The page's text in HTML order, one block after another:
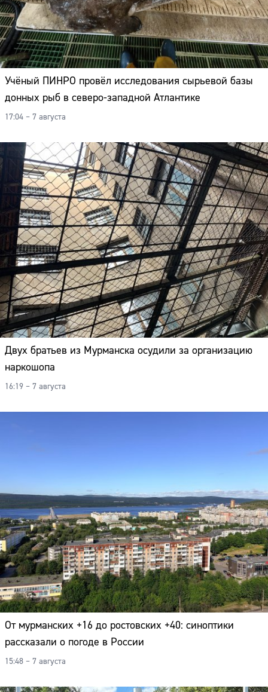
Учёный ПИНРО провёл исследования сырьевой базы
донных рыб в северо-западной Атлантике
17:04 – 7 августа
Двух братьев из Мурманска осудили за организацию
наркошопа
16:19 – 7 августа
От мурманских +16 до ростовских +40: синоптики
рассказали о погоде в России
15:48 – 7 августа